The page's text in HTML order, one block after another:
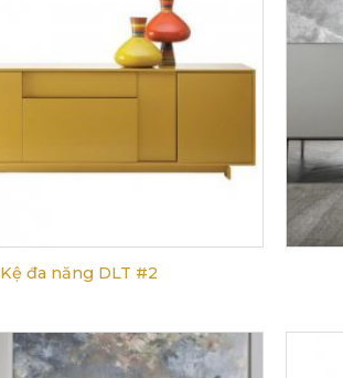
Kệ đa năng DLT #2